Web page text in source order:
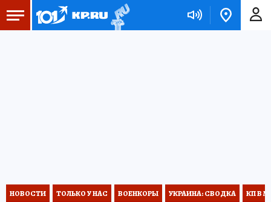
НОВОСТИ ТОЛЬКО У НАС ВОЕНКОРЫ УКРАИНА: СВОДКА КП В